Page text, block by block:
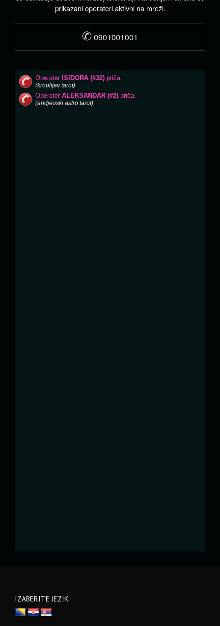
prikazani operateri aktivni na mreži.
✆ 0901001001
IZABERITE JEZIK